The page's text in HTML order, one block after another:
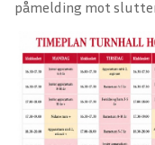
påmelding mot